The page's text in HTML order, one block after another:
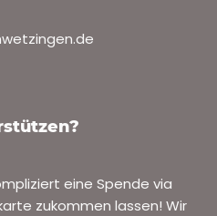
eine Spende via
zukommen lassen! Wir